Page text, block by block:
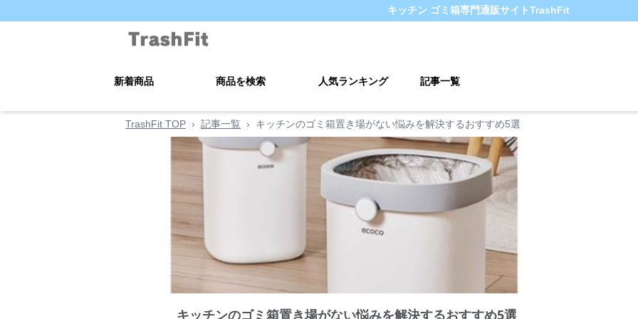
キッチン ゴミ箱専門通販サイトTrashFit
新着商品 商品を検索 人気ランキング 記事一覧
TrashFit TOP › 記事一覧 › キッチンのゴミ箱置き場がない悩みを解決するおすすめ5選
キッチンのゴミ箱置き場がない悩みを解決するおすすめ5選